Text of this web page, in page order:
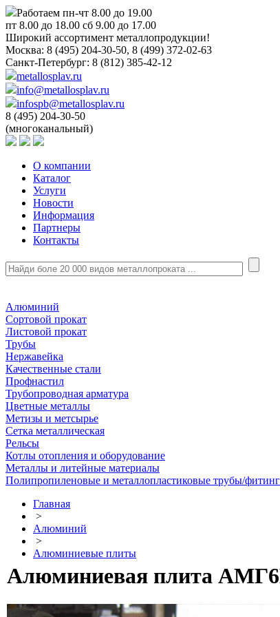
Работаем пн-чт 8.00 до 19.00
пт 8.00 до 18.00 сб 9.00 до 17.00
Широкий ассортимент металлопродукции!
Москва: 8 (495) 204-30-50, 8 (499) 372-02-63
Санкт-Петербург: 8 (812) 385-42-12
metallosplav.ru
info@metallosplav.ru
infospb@metallosplav.ru
8 (495) 204-30-50
(многоканальный)
О компании
Каталог
Услуги
Новости
Информация
Партнеры
Контакты
Алюминий
Сортовой прокат
Листовой прокат
Трубы
Нержавейка
Качественные стали
Профнастил
Трубопроводная арматура
Цветные металлы
Метизы и метсырье
Сетка металлическая
Рельсы
Котлы отопления и оборудование
Металлы и литейные материалы
Полипропиленовые и металлопластиковые трубы/
Главная
>
Алюминий
>
Алюминиевые плиты
Алюминиевая плита